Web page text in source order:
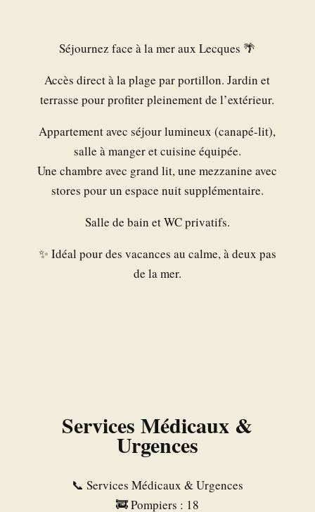
Séjournez face à la mer aux Lecques 🌴
Accès direct à la plage par portillon. Jardin et
terrasse pour profiter pleinement de l’extérieur.
Appartement avec séjour lumineux (canapé-lit),
salle à manger et cuisine équipée.
Une chambre avec grand lit, une mezzanine avec
stores pour un espace nuit supplémentaire.
Salle de bain et WC privatifs.
✨ Idéal pour des vacances au calme, à deux pas
de la mer.
Services Médicaux &
Urgences
📞 Services Médicaux & Urgences
🚒 Pompiers : 18